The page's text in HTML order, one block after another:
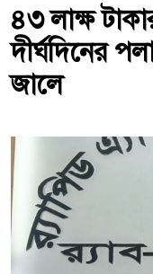
৪৩ লাক্ষ
দীর্ঘদিনের
জালে